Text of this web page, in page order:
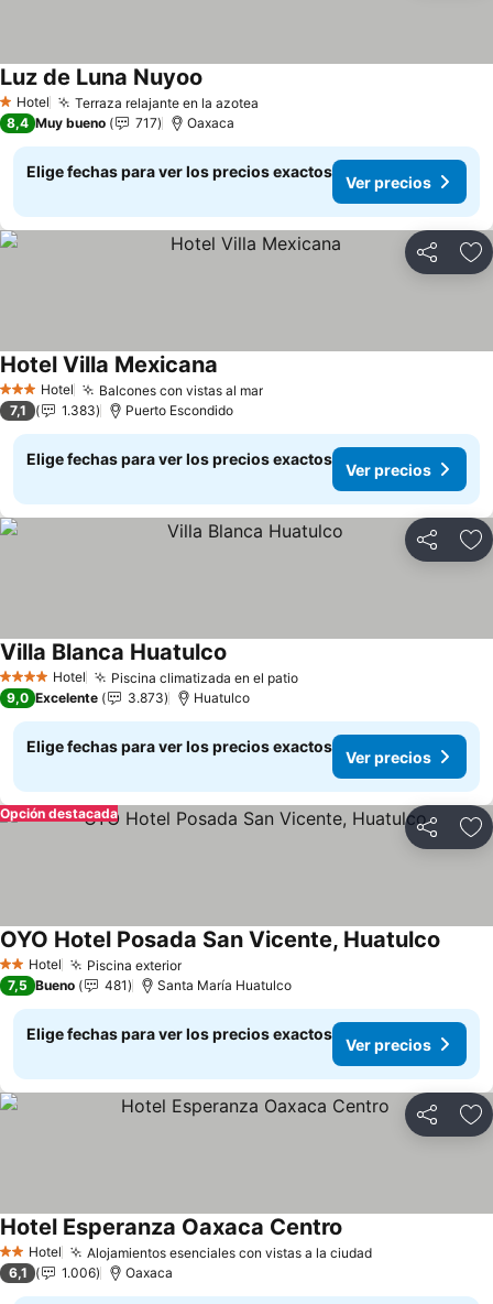
1 Estrellas
Hotel Terraza relajante en la azotea
Luz de Luna Nuyoo
8,4 Muy bueno 717 Oaxaca
Elige fechas para ver los precios exactos
Ver precios
Compartir
3 Estrellas
Hotel Balcones con vistas al mar
Hotel Villa Mexicana
7,1 1.383 Puerto Escondido
Elige fechas para ver los precios exactos
Ver precios
Compartir
4 EstrellasHotel Piscina climatizada en el patio
Villa Blanca Huatulco
9,0 Excelente 3.873 Huatulco
Elige fechas para ver los precios exactos
Ver precios
Compartir
Opción destacada
2 Estrellas
Hotel Piscina exterior
OYO Hotel Posada San Vicente, Huatulco
7,5 Bueno 481 Santa María Huatulco
Elige fechas para ver los precios exactos
Ver precios
Compartir
2 Estrellas
Hotel Alojamientos esenciales con vistas a la ciudad
Hotel Esperanza Oaxaca Centro
6,1 1.006 Oaxaca